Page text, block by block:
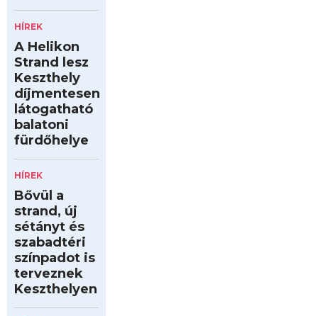
HÍREK
A Helikon
Strand lesz
Keszthely
díjmentesen
látogatható
balatoni
fürdőhelye
HÍREK
Bővül a
strand, új
sétányt és
szabadtéri
színpadot is
terveznek
Keszthelyen